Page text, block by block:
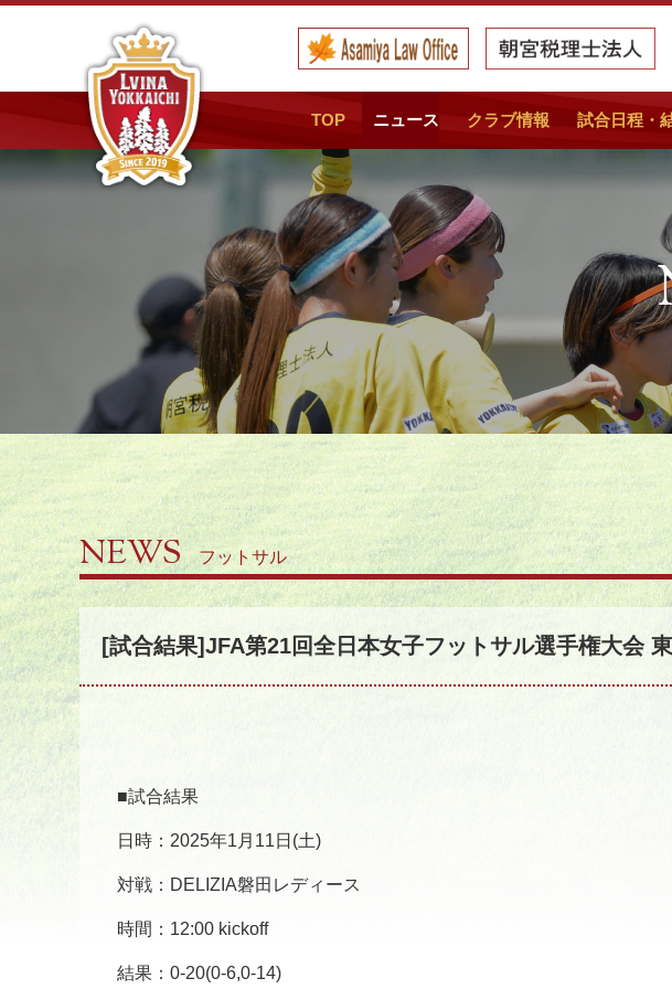
TOP ニュース クラブ情報 試合日程・
NEWS フットサル
[試合結果]JFA第21回全日本女子フットサル選手権大会
■試合結果
日時：2025年1月11日(土)
対戦：DELIZIA磐田レディース
時間：12:00 kickoff
結果：0-20(0-6,0-14)